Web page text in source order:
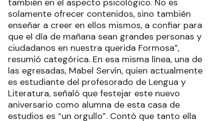
también en el aspecto psicológico. No es
solamente ofrecer contenidos, sino también
enseñar a creer en ellos mismos, a confiar para
que el día de mañana sean grandes personas y
ciudadanos en nuestra querida Formosa”,
resumió categórica. En esa misma línea, una de
las egresadas, Mabel Servín, quien actualmente
es estudiante del profesorado de Lengua y
Literatura, señaló que festejar este nuevo
aniversario como alumna de esta casa de
estudios es “un orgullo”. Contó que tanto ella